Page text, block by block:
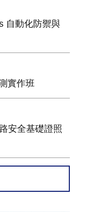
自動化防禦與
實作班
安全基礎證照